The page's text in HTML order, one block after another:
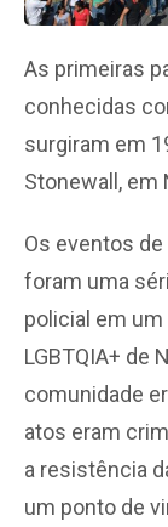
As primeiras
conhecidas
surgiram em
Stonewall, em
Os eventos
foram uma
policial em
LGBTQIA+ de
comunidade
atos eram
a resistência
um ponto de